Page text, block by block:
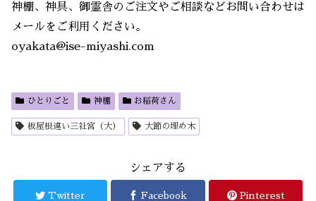
神棚、神具、御霊舎のご注文やご相談などお問い合わせは
メールをご利用ください。
oyakata@ise-miyashi.com
ひとりごと 神棚 お稲荷さん
板屋根違い三社宮（大） 大節の埋め木
シェアする
Twitter Facebook Pinterest